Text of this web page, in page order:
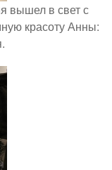
вышел в свет с
красоту Анны: